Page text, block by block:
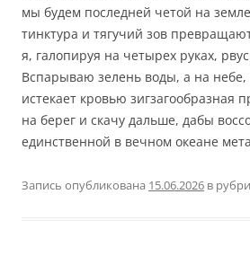
мы будем последней четой на
тинктура и тягучий зов
я, галопируя на четырех руках,
Вспарываю зелень воды, а на небе,
истекает кровью зигзагообразная
на берег и скачу дальше, дабы
единственной в вечном океане
Запись опубликована 15.06.2026 в